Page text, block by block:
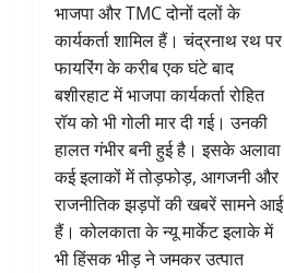
भाजपा और TMC दोनों दलों के
कार्यकर्ता शामिल हैं। चंद्रनाथ रथ पर
फायरिंग के करीब एक घंटे बाद
बशीरहाट में भाजपा कार्यकर्ता रोहित
रॉय को भी गोली मार दी गई। उनकी
हालत गंभीर बनी हुई है। इसके अलावा
कई इलाकों में तोड़फोड़, आगजनी और
राजनीतिक झड़पों की खबरें सामने आई
हैं। कोलकाता के न्यू मार्केट इलाके में
भी हिंसक भीड़ ने जमकर उत्पात